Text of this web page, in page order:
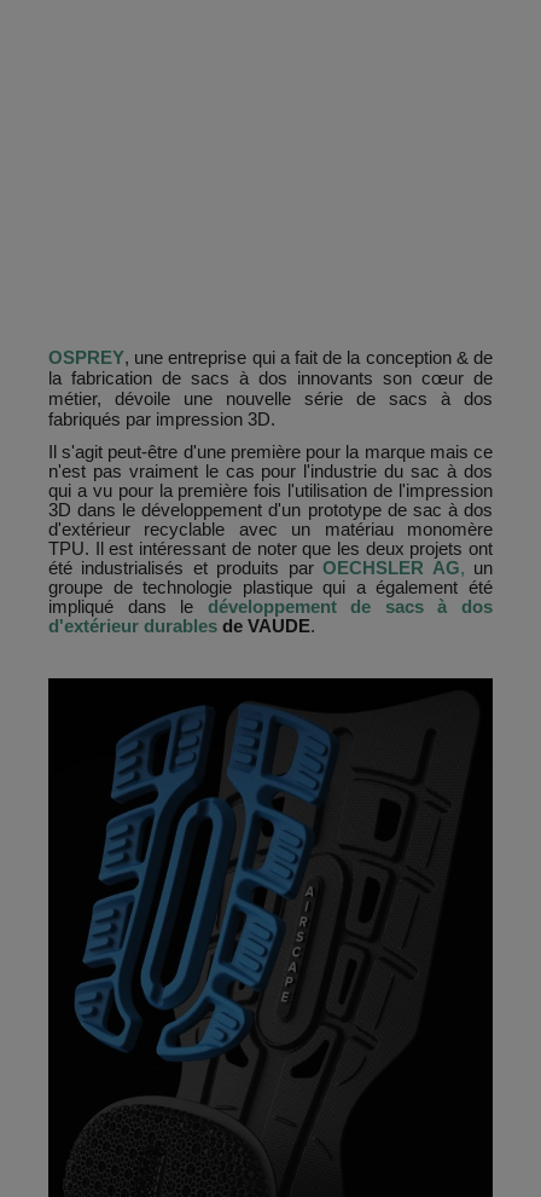
OSPREY, une entreprise qui a fait de la conception & de
la fabrication de sacs à dos innovants son cœur de
métier, dévoile une nouvelle série de sacs à dos
fabriqués par impression 3D.
Il s'agit peut-être d'une première pour la marque mais ce
n'est pas vraiment le cas pour l'industrie du sac à dos
qui a vu pour la première fois l'utilisation de l'impression
3D dans le développement d'un prototype de sac à dos
d'extérieur recyclable avec un matériau monomère
TPU. Il est intéressant de noter que les deux projets ont
été industrialisés et produits parOECHSLER AG, un
groupe de technologie plastique qui a également été
impliqué dans le développement de sacs à dos
d'extérieur durables de VAUDE.